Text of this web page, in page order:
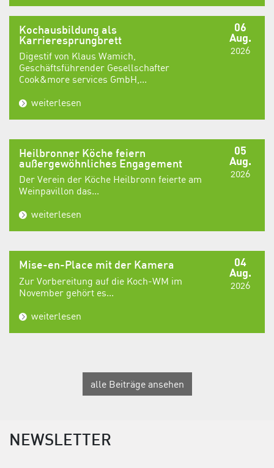
06
Aug.
2026
Kochausbildung als
Karrieresprungbrett
Digestif von Klaus Wamich,
Geschäftsführender Gesellschafter
Cook&more services GmbH,...
weiterlesen
05
Aug.
2026
Heilbronner Köche feiern
außergewöhnliches Engagement
Der Verein der Köche Heilbronn feierte am
Weinpavillon das...
weiterlesen
04
Aug.
2026
Mise-en-Place mit der Kamera
Zur Vorbereitung auf die Koch-WM im
November gehört es...
weiterlesen
alle Beiträge ansehen
NEWSLETTER